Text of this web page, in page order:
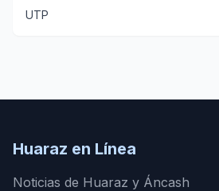
UTP
Huaraz en Línea
Noticias de Huaraz y Áncash